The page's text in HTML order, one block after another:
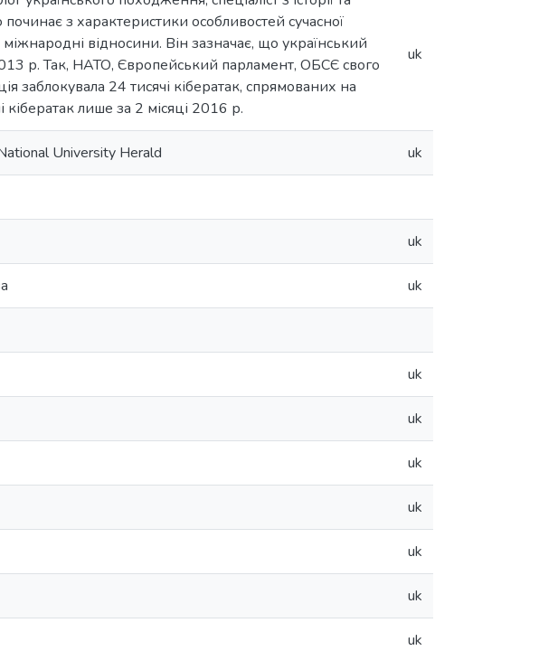
з характеристики особливостей сучасної
міжнародні відносини. Він зазначає, що український
р. Так, НАТО, Європейський парламент, ОБСЄ свого
заблокувала 24 тисячі кібератак, спрямованих на
кібератак лише за 2 місяці 2016 р.
uk
University Herald uk
uk
uk
uk
uk
uk
uk
uk
uk
uk